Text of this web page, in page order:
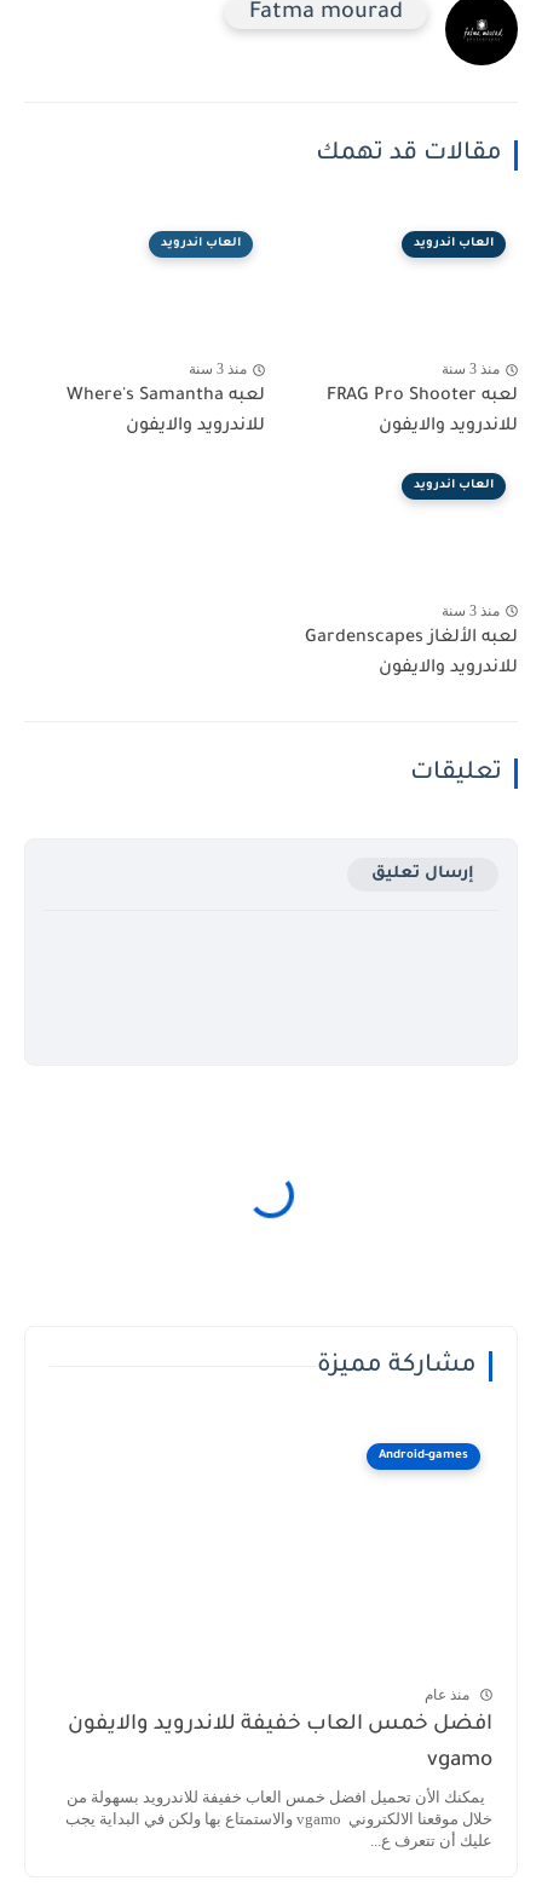
Fatma mourad
مقالات قد تهمك
العاب اندرويد
منذ 3 سنة
لعبه FRAG Pro Shooter
للاندرويد والايفون
العاب اندرويد
منذ 3 سنة
لعبه Where's Samantha
للاندرويد والايفون
العاب اندرويد
منذ 3 سنة
لعبه الألغاز Gardenscapes
للاندرويد والايفون
تعليقات
إرسال تعليق
مشاركة مميزة
Android-games
منذ عام
افضل خمس العاب خفيفة للاندرويد والايفون
vgamo
يمكنك الأن تحميل افضل خمس العاب خفيفة للاندرويد بسهولة من
خلال موقعنا الالكتروني vgamo والاستمتاع بها ولكن في البداية يجب
عليك أن تتعرف ع...